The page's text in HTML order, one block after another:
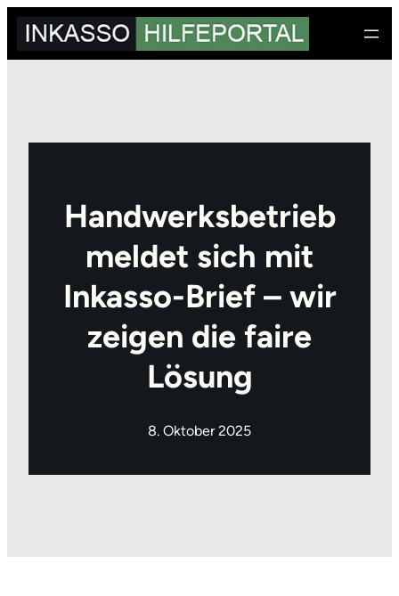
Zum
Inhalt
Handwerksbetrieb
meldet sich mit
Inkasso-Brief – wir
zeigen die faire
Lösung
8. Oktober 2025